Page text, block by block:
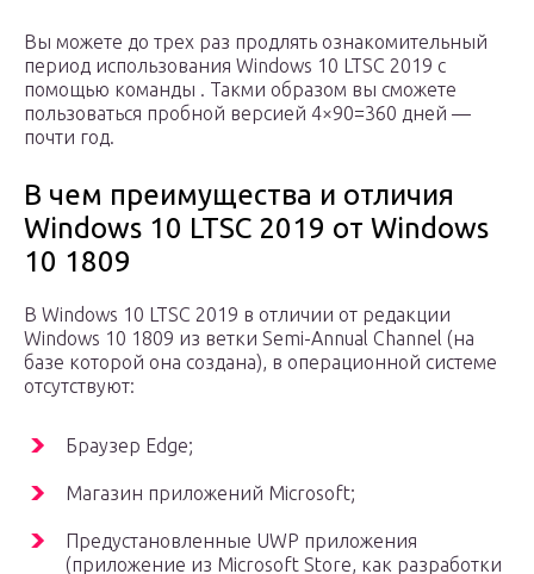
Вы можете до трех раз продлять ознакомительный
период использования Windows 10 LTSC 2019 с
помощью команды . Такми образом вы сможете
пользоваться пробной версией 4×90=360 дней —
почти год.
В чем преимущества и отличия
Windows 10 LTSC 2019 от Windows
10 1809
В Windows 10 LTSC 2019 в отличии от редакции
Windows 10 1809 из ветки Semi-Annual Channel (на
базе которой она создана), в операционной системе
отсутствуют:
Браузер Edge;
Магазин приложений Microsoft;
Предустановленные UWP приложения
(приложение из Microsoft Store, как разработки